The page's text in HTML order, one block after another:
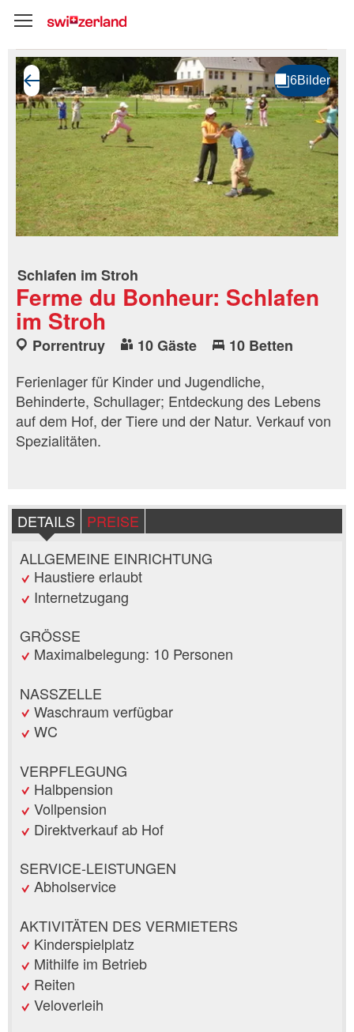
Schlafen im Stroh
Ferme du Bonheur: Schlafen
im Stroh
Porrentruy 10 Gäste
10 Betten
Ferienlager für Kinder und Jugendliche,
Behinderte, Schullager; Entdeckung des Lebens
auf dem Hof, der Tiere und der Natur. Verkauf von
Spezialitäten.
DETAILS
PREISE
ALLGEMEINE EINRICHTUNG
Haustiere erlaubt
Internetzugang
GRÖSSE
Maximalbelegung: 10 Personen
NASSZELLE
Waschraum verfügbar
WC
VERPFLEGUNG
Halbpension
Vollpension
Direktverkauf ab Hof
SERVICE-LEISTUNGEN
Abholservice
AKTIVITÄTEN DES VERMIETERS
Kinderspielplatz
Mithilfe im Betrieb
Reiten
Veloverleih